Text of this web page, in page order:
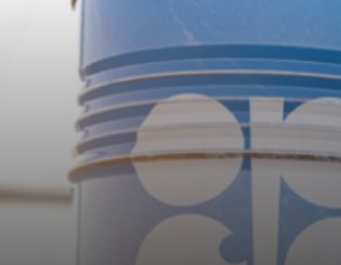
تراجع التبادل التجاري بين مصر ومدغشقر
الاستثمارات
التوترات الروسية الأوكرانية ترفع أسعار
القمح عالميًا.. ومخزون مصر الاستراتيجي
يؤمن الاحتياجات حتى مارس 2027